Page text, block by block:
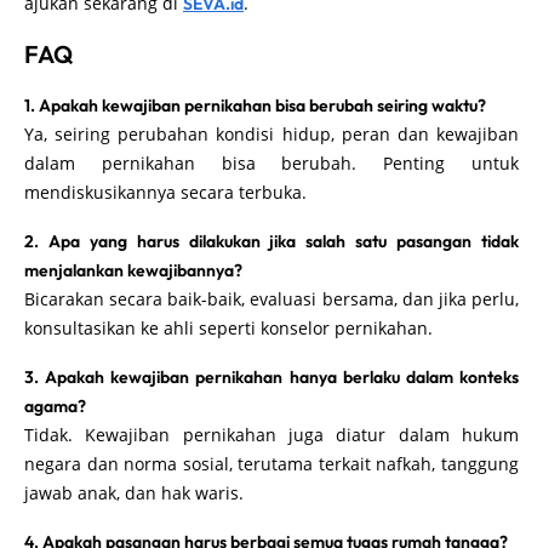
FAQ
1. Apakah kewajiban pernikahan bisa berubah seiring waktu?
Ya, seiring perubahan kondisi hidup, peran dan kewajiban
dalam pernikahan bisa berubah. Penting untuk
mendiskusikannya secara terbuka.
2. Apa yang harus dilakukan jika salah satu pasangan tidak
menjalankan kewajibannya?
Bicarakan secara baik-baik, evaluasi bersama, dan jika perlu,
konsultasikan ke ahli seperti konselor pernikahan.
3. Apakah kewajiban pernikahan hanya berlaku dalam konteks
agama?
Tidak. Kewajiban pernikahan juga diatur dalam hukum
negara dan norma sosial, terutama terkait nafkah, tanggung
jawab anak, dan hak waris.
4. Apakah pasangan harus berbagi semua tugas rumah tangga?